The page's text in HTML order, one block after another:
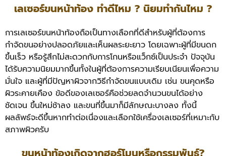
เลเซอร์ขนหน้าท้อง ทำดีไหม ? นิยมทำกันไหม ?
การเลเซอร์ขนหน้าท้องถือเป็นทางเลือกที่ดีสำหรับผู้ที่ต้องการ
กำจัดขนอย่างปลอดภัยและเห็นผลระยะยาว โดยเฉพาะผู้ที่มีขนดก
ขึ้นเร็ว หรือรู้สึกไม่สะดวกกับการโกนหรือแว็กซ์เป็นประจำ ปัจจุบัน
ได้รับความนิยมมากขึ้นทั้งในผู้ที่ต้องการความเรียบเนียนเพื่อความ
มั่นใจ และผู้ที่มีปัญหาผิวจากวิธีกำจัดขนแบบเดิม เช่น ขนคุดหรือ
ผิวระคายเคือง ข้อดีของเลเซอร์คือช่วยลดจำนวนขนได้อย่าง
ชัดเจน ขึ้นใหม่ช้าลง และขนที่ขึ้นมาก็มีลักษณะบางลง ทั้งนี้
ผลลัพธ์จะดีขึ้นหากทำต่อเนื่องและเลือกใช้เครื่องเลเซอร์ที่เหมาะกับ
สภาพผิวครับ